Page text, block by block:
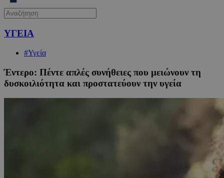
ΥΓΕΙΑ
#Υγεία
Έντερο: Πέντε απλές συνήθειες που μειώνουν τη
δυσκοιλιότητα και προστατεύουν την υγεία